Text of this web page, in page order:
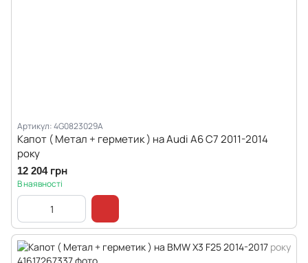
Артикул: 4G0823029A
Капот ( Метал + герметик ) на Audi A6 C7 2011-2014
року
12 204 грн
В наявності